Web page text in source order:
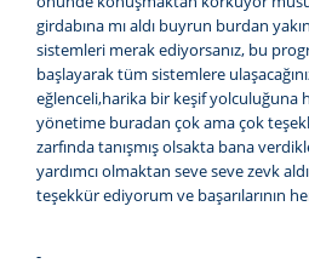
girdabına mı aldı buyrun burdan
sistemleri merak ediyorsanız, bu
başlayarak tüm sistemlere
eğlenceli,harika bir keşif yolculuğuna
yönetime buradan çok ama çok
zarfında tanışmış olsakta bana
yardımcı olmaktan seve seve zevk
teşekkür ediyorum ve başarılarının
-